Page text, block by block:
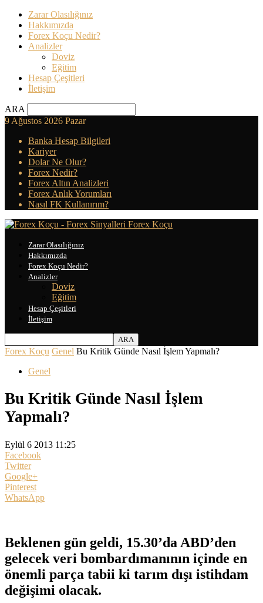
Zarar Olasılığınız
Hakkımızda
Forex Koçu Nedir?
Analizler
Doviz
Eğitim
Hesap Çeşitleri
İletişim
ARA
9 Ağustos 2026 Pazar
Banka Hesap Bilgileri
Kariyer
Dolar Ne Olur?
Forex Nedir?
Forex Altın Analizleri
Forex Anlık Yorumları
Nasıl FK Kullanırım?
Forex Koçu
Zarar Olasılığınız
Hakkımızda
Forex Koçu Nedir?
Analizler
Doviz
Eğitim
Hesap Çeşitleri
İletişim
Forex Koçu Genel Bu Kritik Günde Nasıl İşlem Yapmalı?
Genel
Bu Kritik Günde Nasıl İşlem
Yapmalı?
Eylül 6 2013 11:25
Facebook
Twitter
Google+
Pinterest
WhatsApp
Beklenen gün geldi, 15.30’da ABD’den
gelecek veri bombardımanının içinde en
önemli parça tabii ki tarım dışı istihdam
değişimi olacak.